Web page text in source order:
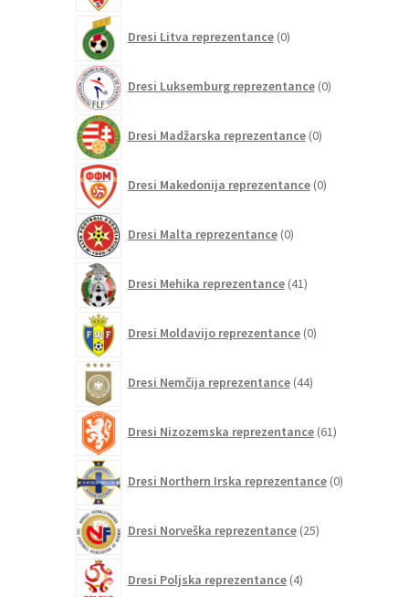
Dresi Litva reprezentance 0izdelkov
Dresi Luksemburg reprezentance 0izdelkov
Dresi Madžarska reprezentance 0izdelkov
Dresi Makedonija reprezentance 0izdelkov
Dresi Malta reprezentance 0izdelkov
Dresi Mehika reprezentance 41izdelkov
Dresi Moldavijo reprezentance 0izdelkov
Dresi Nemčija reprezentance 44izdelkov
Dresi Nizozemska reprezentance 61izdelkov
Dresi Northern Irska reprezentance 0izdelkov
Dresi Norveška reprezentance 25izdelkov
Dresi Poljska reprezentance 4izdelki